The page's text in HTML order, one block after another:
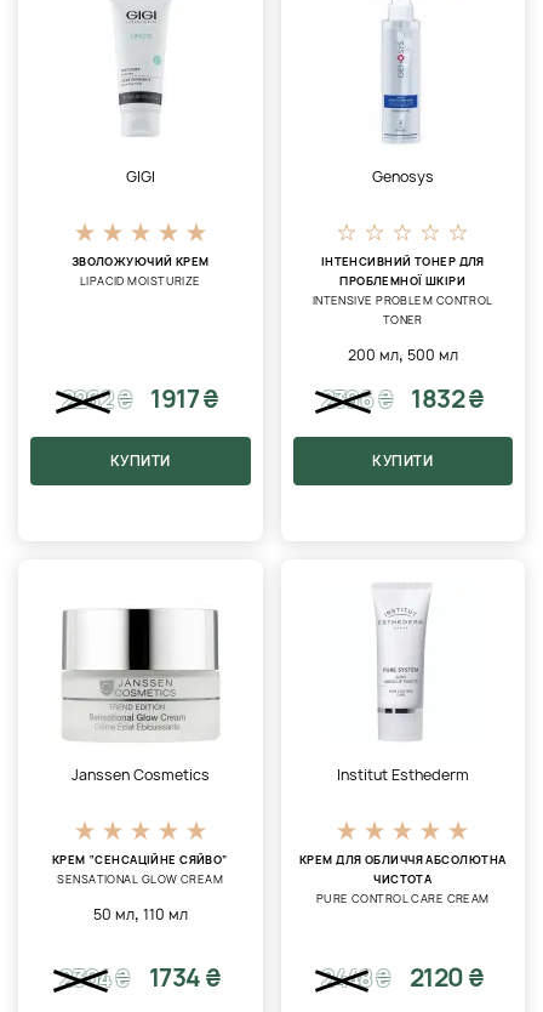
GIGI
ЗВОЛОЖУЮЧИЙ КРЕМ
LIPACID MOISTURIZE
2262₴ 1917 ₴
КУПИТИ
Genosys
ІНТЕНСИВНИЙ ТОНЕР ДЛЯ
ПРОБЛЕМНОЇ ШКІРИ
INTENSIVE PROBLEM CONTROL
TONER
200 мл, 500 мл
2396₴ 1832 ₴
КУПИТИ
Janssen Cosmetics
КРЕМ “СЕНСАЦІЙНЕ СЯЙВО”
SENSATIONAL GLOW CREAM
50 мл, 110 мл
2304₴ 1734 ₴
Institut Esthederm
КРЕМ ДЛЯ ОБЛИЧЧЯ АБСОЛЮТНА
ЧИСТОТА
PURE CONTROL CARE CREAM
2448₴ 2120 ₴